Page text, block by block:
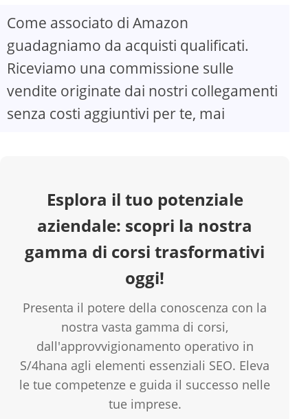
Come associato di Amazon
guadagniamo da acquisti qualificati.
Riceviamo una commissione sulle
vendite originate dai nostri collegamenti
senza costi aggiuntivi per te, mai
Esplora il tuo potenziale
aziendale: scopri la nostra
gamma di corsi trasformativi
oggi!
Presenta il potere della conoscenza con la
nostra vasta gamma di corsi,
dall'approvvigionamento operativo in
S/4hana agli elementi essenziali SEO. Eleva
le tue competenze e guida il successo nelle
tue imprese.